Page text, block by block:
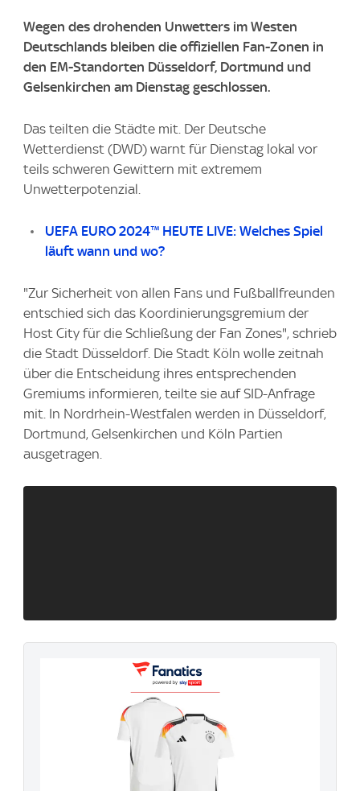
Wegen des drohenden Unwetters im Westen
Deutschlands bleiben die offiziellen Fan-Zonen in
den EM-Standorten Düsseldorf, Dortmund und
Gelsenkirchen am Dienstag geschlossen.
Das teilten die Städte mit. Der Deutsche
Wetterdienst (DWD) warnt für Dienstag lokal vor
teils schweren Gewittern mit extremem
Unwetterpotenzial.
UEFA EURO 2024™ HEUTE LIVE: Welches Spiel
läuft wann und wo?
"Zur Sicherheit von allen Fans und Fußballfreunden
entschied sich das Koordinierungsgremium der
Host City für die Schließung der Fan Zones", schrieb
die Stadt Düsseldorf. Die Stadt Köln wolle zeitnah
über die Entscheidung ihres entsprechenden
Gremiums informieren, teilte sie auf SID-Anfrage
mit. In Nordrhein-Westfalen werden in Düsseldorf,
Dortmund, Gelsenkirchen und Köln Partien
ausgetragen.